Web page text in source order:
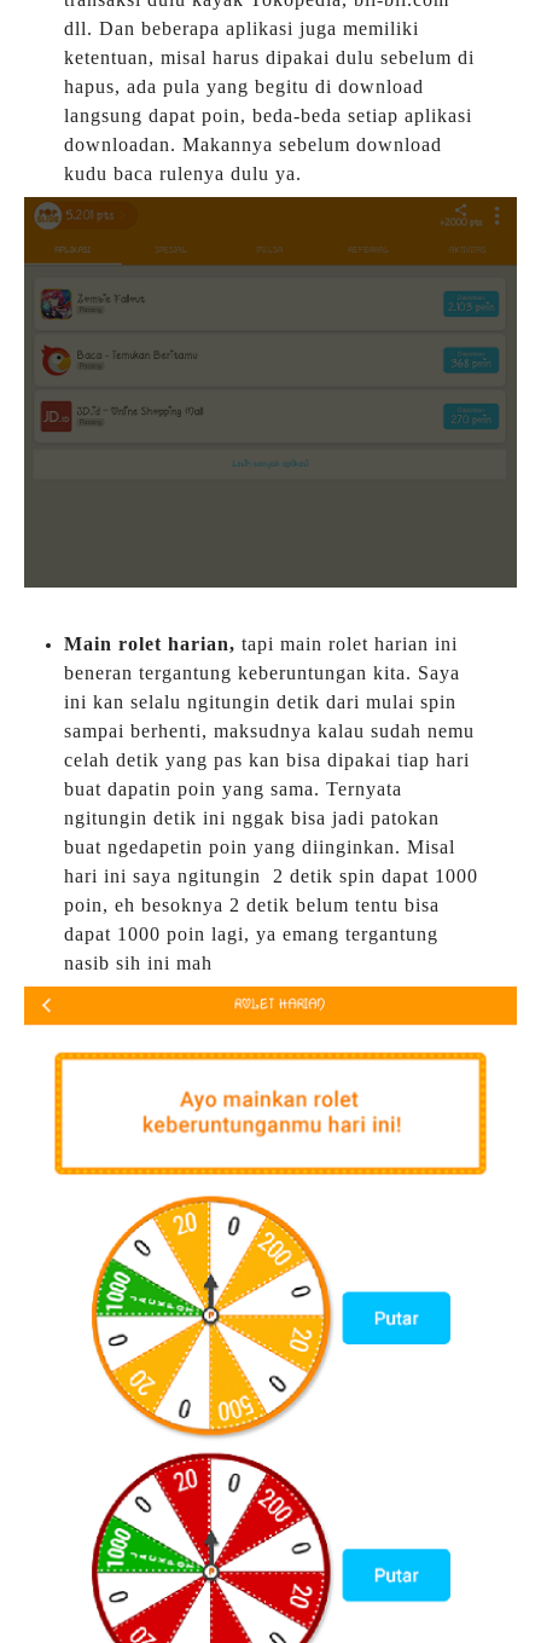
dll. Dan beberapa aplikasi juga memiliki
ketentuan, misal harus dipakai dulu sebelum di
hapus, ada pula yang begitu di download
langsung dapat poin, beda-beda setiap aplikasi
downloadan. Makannya sebelum download
kudu baca rulenya dulu ya.
Main rolet harian, tapi main rolet harian ini
beneran tergantung keberuntungan kita. Saya
ini kan selalu ngitungin detik dari mulai spin
sampai berhenti, maksudnya kalau sudah nemu
celah detik yang pas kan bisa dipakai tiap hari
buat dapatin poin yang sama. Ternyata
ngitungin detik ini nggak bisa jadi patokan
buat ngedapetin poin yang diinginkan. Misal
hari ini saya ngitungin 2 detik spin dapat 1000
poin, eh besoknya 2 detik belum tentu bisa
dapat 1000 poin lagi, ya emang tergantung
nasib sih ini mah